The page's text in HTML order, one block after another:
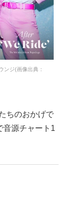
ンジ(画像出典：
ちのおかげで
音源チャート1